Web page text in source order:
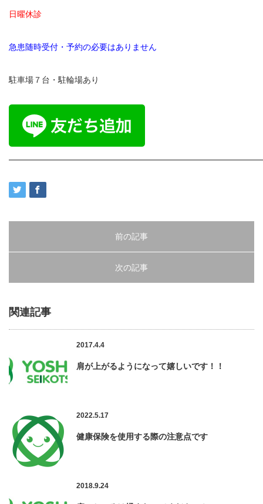
日曜休診
急患随時受付・予約の必要はありません
駐車場７台・駐輪場あり
━━━━━━━━━━━━━━━━━━━━━━━━━━━━━━━
前の記事
次の記事
関連記事
2017.4.4
肩が上がるようになって嬉しいです！！
2022.5.17
健康保険を使用する際の注意点です
2018.9.24